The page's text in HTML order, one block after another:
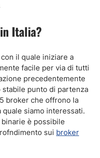
Italia?
il quale iniziare a
facile per via di tutti
precedentemente
punto di partenza
broker che offrono la
siamo interessati.
è possibile
sui broker